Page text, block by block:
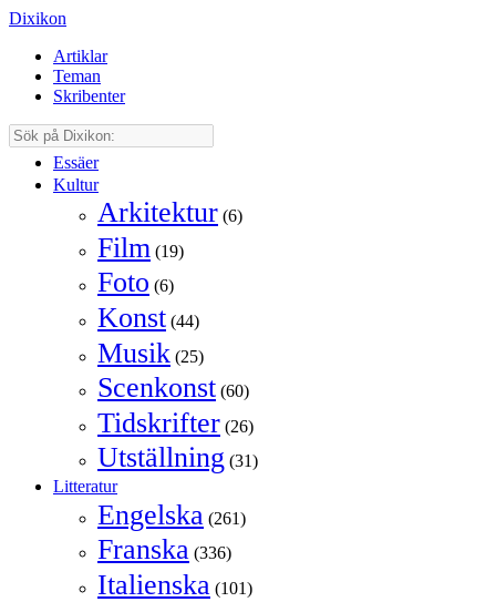
Dixikon
Artiklar
Teman
Skribenter
Essäer
Kultur
Arkitektur (6)
Film (19)
Foto (6)
Konst (44)
Musik (25)
Scenkonst (60)
Tidskrifter (26)
Utställning (31)
Litteratur
Engelska (261)
Franska (336)
Italienska (101)